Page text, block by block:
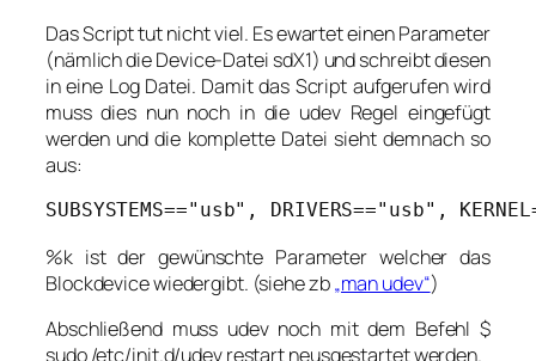
Das Script tut nicht viel. Es ewartet einen Parameter
(nämlich die Device-Datei sdX1) und schreibt diesen
in eine Log Datei. Damit das Script aufgerufen wird
muss dies nun noch in die udev Regel eingefügt
werden und die komplette Datei sieht demnach so
aus:
SUBSYSTEMS=="usb", DRIVERS=="usb",
%k ist der gewünschte Parameter welcher das
Blockdevice wiedergibt. (siehe zb„man udev“)
Abschließend muss udev noch mit dem Befehl$
sudo /etc/init.d/udev restartneusgestartet werden.